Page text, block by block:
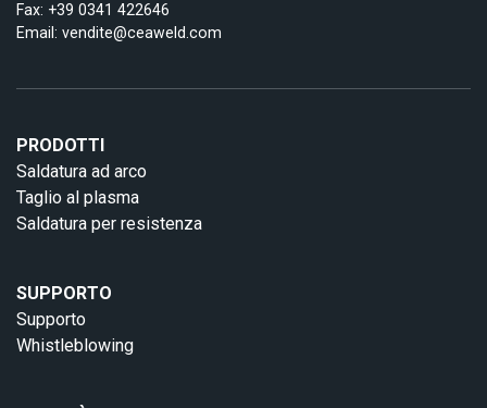
Fax: +39 0341 422646
Email: vendite@ceaweld.com
PRODOTTI
Saldatura ad arco
Taglio al plasma
Saldatura per resistenza
SUPPORTO
Supporto
Whistleblowing